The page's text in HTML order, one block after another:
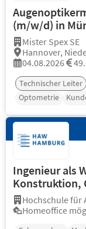
(m/w/d) in
Mister Spex SE
Hannover,
04.08.2026
Technischer Leiter
Optometrie
Ingenieur als
Konstruktion,
Hochschule für
Homeoffice